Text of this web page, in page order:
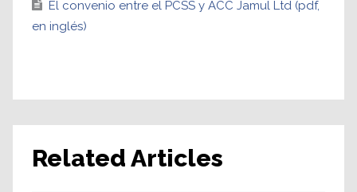
El convenio entre el PCSS y ACC Jamul Ltd (pdf,
en inglés)
Related Articles